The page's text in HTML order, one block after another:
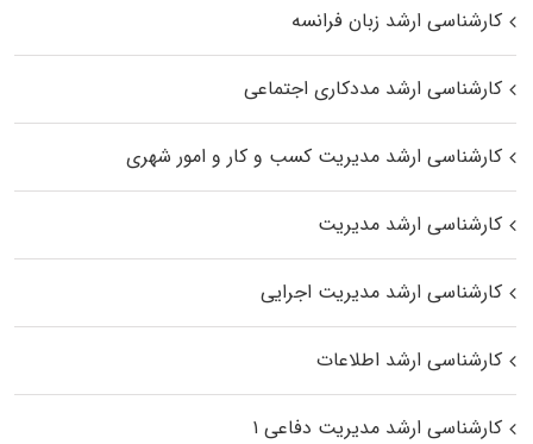
کارشناسی ارشد زبان فرانسه
کارشناسی ارشد مددکاری اجتماعی
کارشناسی ارشد مدیریت کسب و کار و امور شهری
کارشناسی ارشد مدیریت
کارشناسی ارشد مدیریت اجرایی
کارشناسی ارشد اطلاعات
کارشناسی ارشد مدیریت دفاعی ۱